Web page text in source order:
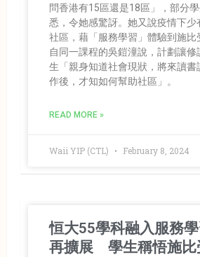
問香港有15區還是18區」，部分
悉，令她感驚訝。她又說疫情下少
社區，藉「服務學習」體驗到施比
自同一課程的吳鎧潼說，計劃讓
生「親身知道社會現狀，將來讀書
作後，才知如何幫助社區」。
READ MORE »
Waii YIP (CTL) February 8, 2024
恒大55學科融入服務
再擴展 學生稱悟施比